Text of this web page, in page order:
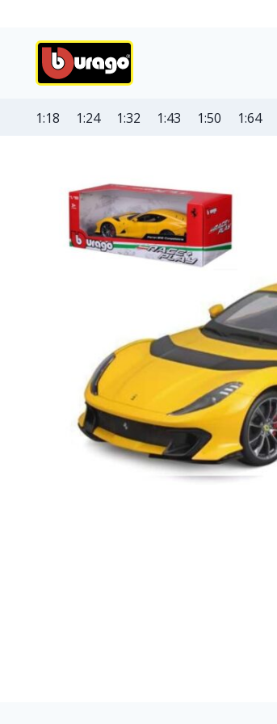
1:18 1:24 1:32 1:43 1:50 1:64